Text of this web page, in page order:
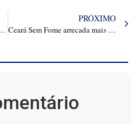
oficinas gratuitas em horário de almoço
PRÓXIMO
Ceará Sem Fome arrecada mais de 15 toneladas de alimentos em abril